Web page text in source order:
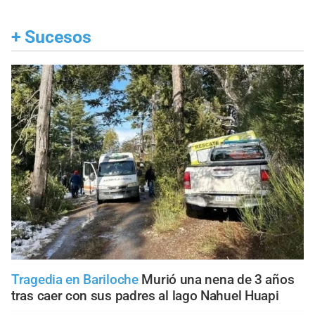
+ Sucesos
Tragedia en Bariloche Murió una nena de 3 años
tras caer con sus padres al lago Nahuel Huapi